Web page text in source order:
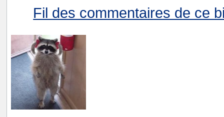
Fil des commentaires de ce